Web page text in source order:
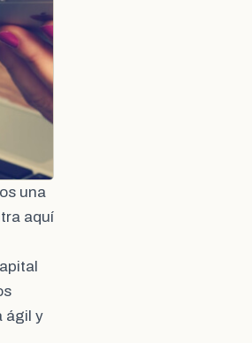
una
aquí
ágil y